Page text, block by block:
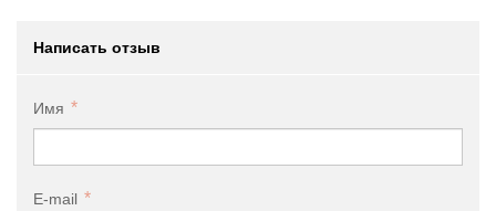
Написать отзыв
Имя
E-mail